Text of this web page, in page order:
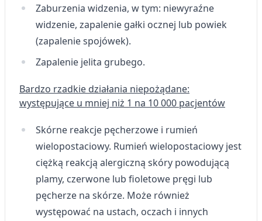
Zaburzenia widzenia, w tym: niewyraźne
widzenie, zapalenie gałki ocznej lub powiek
(zapalenie spojówek).
Zapalenie jelita grubego.
Bardzo rzadkie działania niepożądane:
występujące u mniej niż 1 na 10 000 pacjentów
Skórne reakcje pęcherzowe i rumień
wielopostaciowy. Rumień wielopostaciowy jest
ciężką reakcją alergiczną skóry powodującą
plamy, czerwone lub fioletowe pręgi lub
pęcherze na skórze. Może również
występować na ustach, oczach i innych